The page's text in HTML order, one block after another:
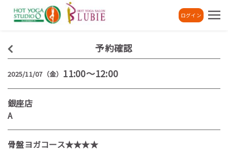
ログイン
予約確認
2025/11/07（金） 11:00～12:00
銀座店
A
骨盤ヨガコース★★★★